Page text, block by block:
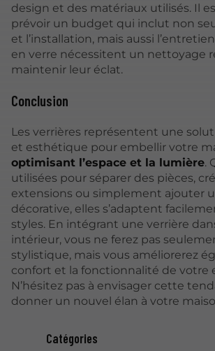
Catégories
design et des matériaux utilisés. Il
prévoir un budget qui inclut non
et l’installation, mais aussi
en verre nécessitent un nettoyage
maintenir leur éclat.
Conclusion
Les verrières représentent une
et esthétique pour embellir votre
optimisant l’espace et la lumière.
utilisées pour séparer des pièces,
extensions ou simplement ajouter
décorative, elles s’adaptent
styles. En intégrant une verrière
intérieur, vous ne ferez pas
stylistique, mais vous améliorerez
confort et la fonctionnalité de votre
N’hésitez pas à envisager cette
donner un nouvel élan à votre